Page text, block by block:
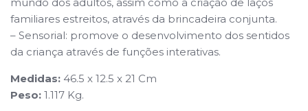
familiares estreitos, através da brincadeira conjunta.
– Sensorial: promove o desenvolvimento dos sentidos
da criança através de funções interativas.
Medidas: 46.5 x 12.5 x 21 Cm
Peso: 1.117 Kg.